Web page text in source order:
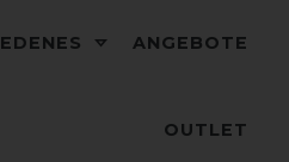
ANGEBOTE
OUTLET